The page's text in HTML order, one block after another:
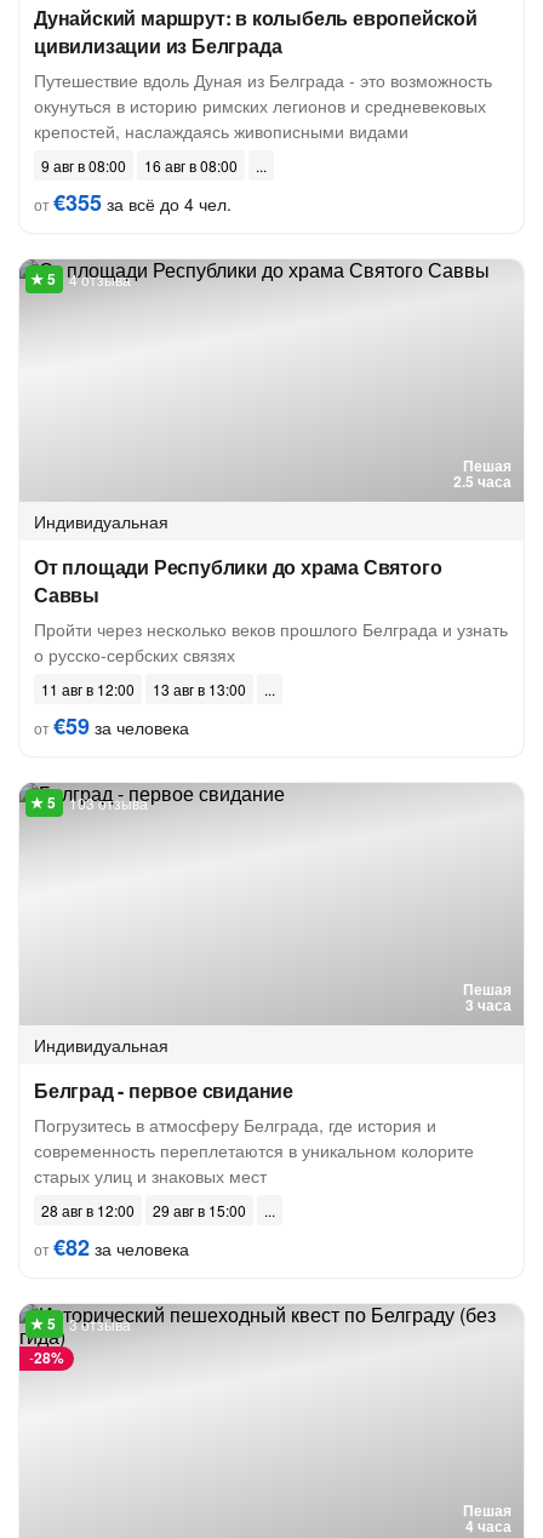
Дунайский маршрут: в колыбель европейской
цивилизации из Белграда
Путешествие вдоль Дуная из Белграда - это возможность
окунуться в историю римских легионов и средневековых
крепостей, наслаждаясь живописными видами
9 авг в 08:00
16 авг в 08:00
от€355 за всё до 4 чел.
Пешая
2.5 часа
4 отзыва
Индивидуальная
От площади Республики до храма Святого
Саввы
Пройти через несколько веков прошлого Белграда и узнать
о русско-сербских связях
11 авг в 12:00
13 авг в 13:00
от€59 за человека
Пешая
3 часа
103 отзыва
Индивидуальная
Белград - первое свидание
Погрузитесь в атмосферу Белграда, где история и
современность переплетаются в уникальном колорите
старых улиц и знаковых мест
28 авг в 12:00
29 авг в 15:00
от€82 за человека
Пешая
4 часа
-28%
3 отзыва